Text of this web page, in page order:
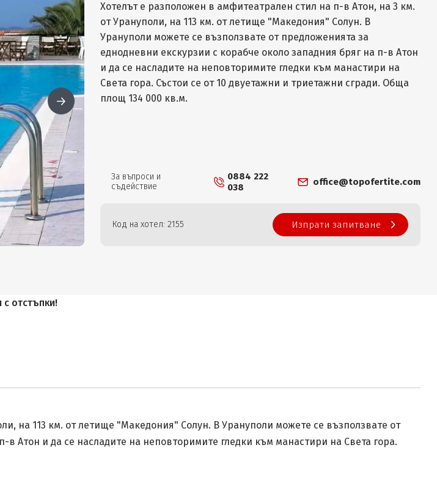
Хотелът е разположен в амфитеатрален стил на п-в Атон, на 3 км.
от Урануполи, на 113 км. от летище "Македония" Солун. В
Урануполи можете се възползвате от предложенията за
еднодневни екскурзии с корабче около западния бряг на п-в Атон
и да се насладите на неповторимите гледки към манастири на
Света гора. Състои се от 10 двуетажни и триетажни сгради. Обща
площ 134 000 кв.м.
За въпроси и
съдействие
0884 222
038
office@topofertite.com
Код на хотел: 2155 Изпрати запитване
отстъпки!
на 113 км. от летище "Македония" Солун. В Урануполи можете се възползвате от
Атон и да се насладите на неповторимите гледки към манастири на Света гора.